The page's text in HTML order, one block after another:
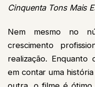
Cinquenta Tons Mais
Nem mesmo no
crescimento
realização.
em contar uma